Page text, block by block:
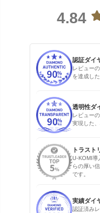
4.84
認証ダイ
レビュー
を達成し
透明性ダ
レビュー
実現した
トラスト
U-KOMI導
らの厚い
です。
実績ダイ
認証済み